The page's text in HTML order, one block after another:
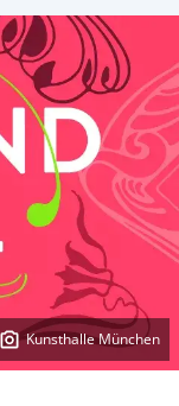
Kunsthalle München